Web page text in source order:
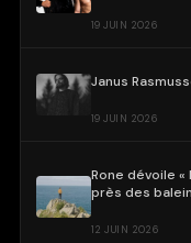
19 JUIN 2026
Janus
19 JUIN 2026
Rone dévoile «
près des
12 JUIN 2026